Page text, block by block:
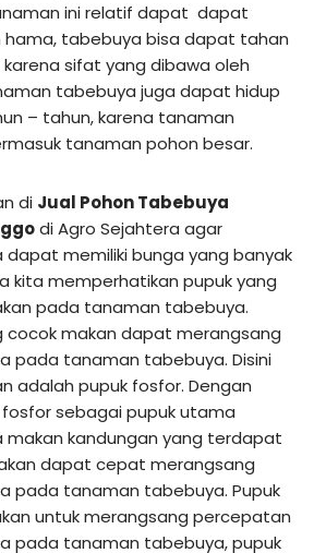
ini relatif dapat dapat
hama, tabebuya bisa dapat tahan
sifat yang dibawa oleh
tabebuya juga dapat hidup
– tahun, karena tanaman
tanaman pohon besar.
di Jual Pohon Tabebuya
di Agro Sejahtera agar
memiliki bunga yang banyak
kita memperhatikan pupuk yang
pada tanaman tabebuya.
cocok makan dapat merangsang
pada tanaman tabebuya. Disini
adalah pupuk fosfor. Dengan
sebagai pupuk utama
kandungan yang terdapat
dapat cepat merangsang
pada tanaman tabebuya. Pupuk
untuk merangsang percepatan
pada tanaman tabebuya, pupuk